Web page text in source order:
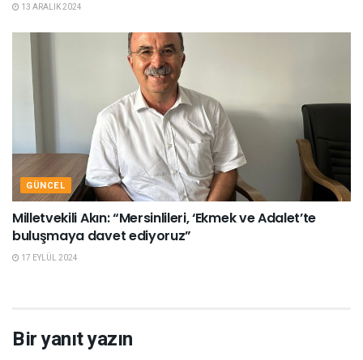
13 ARALIK 2024
GÜNCEL
Milletvekili Akın: “Mersinlileri, ‘Ekmek ve Adalet’te
buluşmaya davet ediyoruz”
17 EYLÜL 2024
Bir yanıt yazın